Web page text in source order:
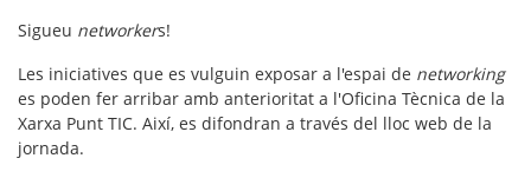
Sigueu networkers!
Les iniciatives que es vulguin exposar a l'espai de networking
es poden fer arribar amb anterioritat a l'Oficina Tècnica de la
Xarxa Punt TIC. Així, es difondran a través del lloc web de la
jornada.